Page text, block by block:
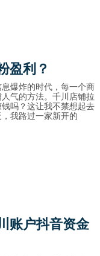
盈利？
爆炸的时代，每一个商
气的方法。千川店铺拉
吗？这让我不禁想起去
我路过一家新开的
账户抖音资金